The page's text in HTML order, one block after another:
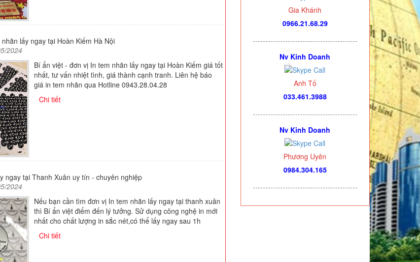
lấy ngay tại Hoàn Kiếm Hà Nội
2024
Bí ẩn việt - đơn vị In tem nhãn lấy ngay tại Hoàn Kiếm giá tốt
nhất, tư vấn nhiệt tình, giá thành cạnh tranh. Liên hệ báo
giá in tem nhãn qua Hotline 0943.28.04.28
Chi tiết
ngay tại Thanh Xuân uy tín - chuyên nghiệp
2024
Nếu bạn cần tìm đơn vị In tem nhãn lấy ngay tại thanh xuân
thì Bí ẩn việt điểm đến lý tưởng. Sử dụng công nghệ in mới
nhất cho chất lượng in sắc nét,có thể lấy ngay sau 1h
Chi tiết
Gia Khánh
0966.21.68.29
Nv Kinh Doanh
Anh Tố
033.461.3988
Nv Kinh Doanh
Phương Uyên
0984.304.165